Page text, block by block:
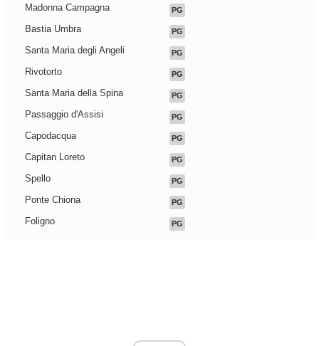
Madonna Campagna PG
Bastia Umbra PG
Santa Maria degli Angeli PG
Rivotorto PG
Santa Maria della Spina PG
Passaggio d'Assisi PG
Capodacqua PG
Capitan Loreto PG
Spello PG
Ponte Chiona PG
Foligno PG